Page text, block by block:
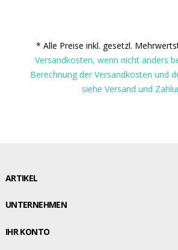
* Alle Preise inkl. gesetzl.
Versandkosten, wenn nicht anders
Berechnung der Versandkosten und
siehe Versand und
ARTIKEL
UNTERNEHMEN
IHR KONTO